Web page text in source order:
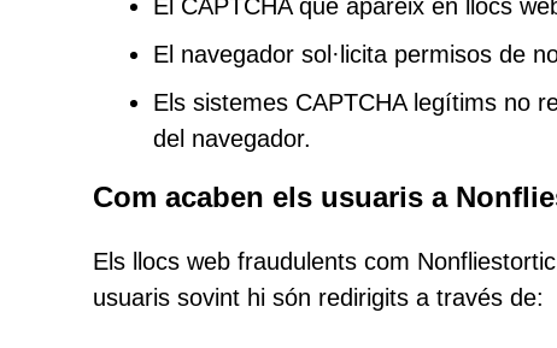
El CAPTCHA que apareix en llocs
El navegador sol·licita permisos de
Els sistemes CAPTCHA legítims no
del navegador.
Com acaben els usuaris a
Els llocs web fraudulents com
usuaris sovint hi són redirigits a través de: